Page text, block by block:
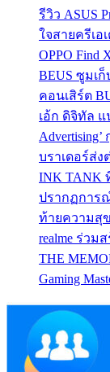
รีวิว ASUS
ใจสายครีเ
OPPO
BEUS ซูมเ
คอนเสิร์ต
เอ้ก ดิจิทัล แ
บราเดอร์ส่ง
INK TANK
ปรากฏการ
ท้ายความสุ
realme ร่วม
THE
Gaming